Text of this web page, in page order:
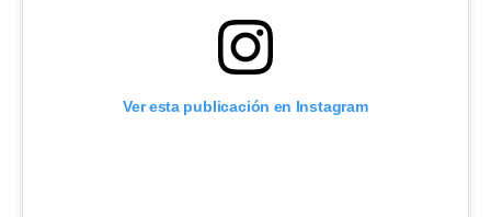
Ver esta publicación en Instagram